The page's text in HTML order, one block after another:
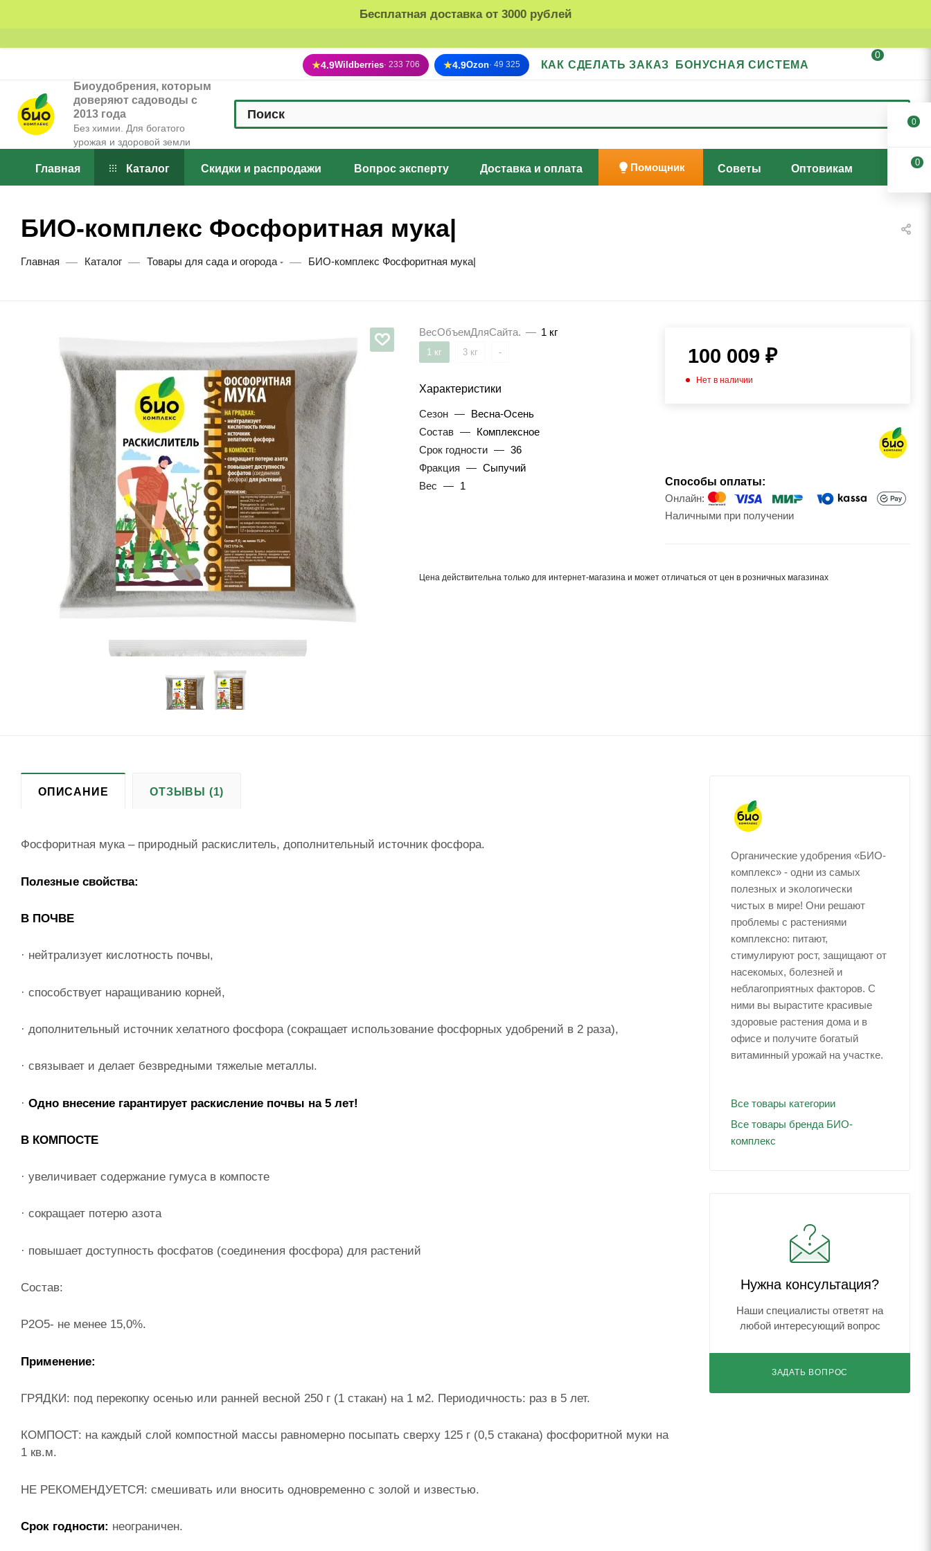
Бесплатная доставка от 3000 рублей
★4.9Wildberries· 233 706 ★4.9Ozon· 49 325 КАК СДЕЛАТЬ ЗАКАЗ БОНУСНАЯ СИСТЕМА
0
Биоудобрения, которым
доверяют садоводы с
2013 года
Без химии. Для богатого
урожая и здоровой земли
Главная Каталог Скидки и распродажи Вопрос эксперту Доставка и оплата Помощник Советы Оптовикам
БИО-комплекс Фосфоритная мука|
Главная — Каталог — Товары для сада и огорода — БИО-комплекс Фосфоритная мука|
ВесОбъемДляСайта. — 1 кг
1 кг 3 кг -
Характеристики
Сезон —
Весна-Осень
Состав —
Комплексное
Срок годности — 36
Фракция
— Сыпучий
Вес
— 1
100 009 ₽
Нет в наличии
Способы оплаты:
Онлайн:
Наличными при получении
Цена действительна только для интернет-магазина и может отличаться от цен в розничных магазинах
ОПИСАНИЕ ОТЗЫВЫ (1)
Фосфоритная мука – природный раскислитель, дополнительный источник фосфора.
Полезные свойства:
В ПОЧВЕ
· нейтрализует кислотность почвы,
· способствует наращиванию корней,
· дополнительный источник хелатного фосфора (сокращает использование фосфорных удобрений в 2 раза),
· связывает и делает безвредными тяжелые металлы.
· Одно внесение гарантирует раскисление почвы на 5 лет!
В КОМПОСТЕ
· увеличивает содержание гумуса в компосте
· сокращает потерю азота
· повышает доступность фосфатов (соединения фосфора) для растений
Состав:
Р2О5- не менее 15,0%.
Применение:
ГРЯДКИ: под перекопку осенью или ранней весной 250 г (1 стакан) на 1 м2. Периодичность: раз в 5 лет.
КОМПОСТ: на каждый слой компостной массы равномерно посыпать сверху 125 г (0,5 стакана) фосфоритной муки на
1 кв.м.
НЕ РЕКОМЕНДУЕТСЯ: смешивать или вносить одновременно с золой и известью.
Срок годности: неограничен.
Органические удобрения «БИО-
комплекс» - одни из самых
полезных и экологически
чистых в мире! Они решают
проблемы с растениями
комплексно: питают,
стимулируют рост, защищают от
насекомых, болезней и
неблагоприятных факторов. С
ними вы вырастите красивые
здоровые растения дома и в
офисе и получите богатый
витаминный урожай на участке.
Все товары категории
Все товары бренда БИО-
комплекс
Нужна консультация?
Наши специалисты ответят на
любой интересующий вопрос
ЗАДАТЬ ВОПРОС
0
0